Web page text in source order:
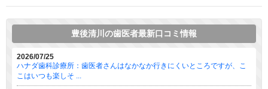
豊後清川の歯医者最新口コミ情報
2026/07/25
ハナダ歯科診療所：歯医者さんはなかなか行きにくいところですが、こ
こはいつも楽しそ ...